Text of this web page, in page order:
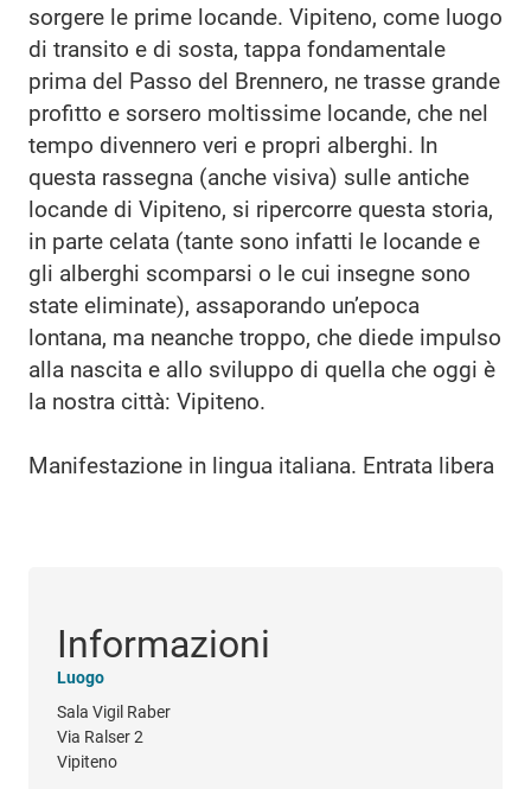
sorgere le prime locande. Vipiteno, come luogo
di transito e di sosta, tappa fondamentale
prima del Passo del Brennero, ne trasse grande
profitto e sorsero moltissime locande, che nel
tempo divennero veri e propri alberghi. In
questa rassegna (anche visiva) sulle antiche
locande di Vipiteno, si ripercorre questa storia,
in parte celata (tante sono infatti le locande e
gli alberghi scomparsi o le cui insegne sono
state eliminate), assaporando un’epoca
lontana, ma neanche troppo, che diede impulso
alla nascita e allo sviluppo di quella che oggi è
la nostra città: Vipiteno.
Manifestazione in lingua italiana. Entrata libera
Informazioni
Luogo
Sala Vigil Raber
Via Ralser 2
Vipiteno